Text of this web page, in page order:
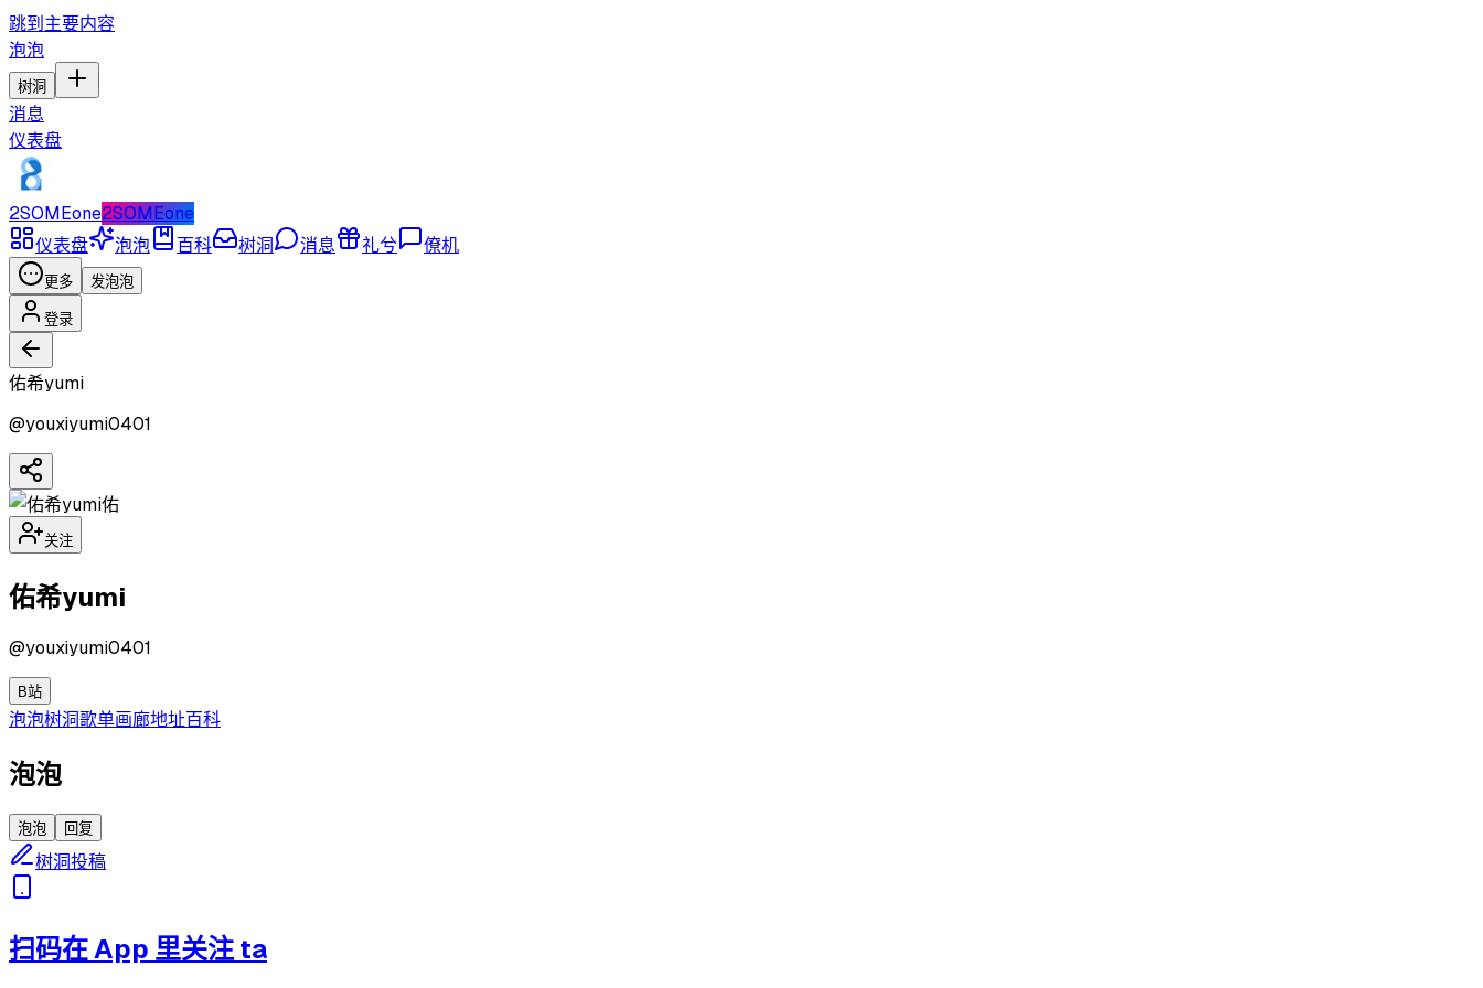
跳到主要内容
泡泡
树洞
消息
仪表盘
2SOMEone2SOMEone
仪表盘
泡泡 百科 树洞 消息 礼兮 僚机
更多 发泡泡
登录
佑希yumi
@youxiyumi0401
佑
关注
佑希yumi
@youxiyumi0401
B站
泡泡树洞歌单画廊地址百科
泡泡
泡泡 回复
树洞投稿
扫码在 App 里关注 ta